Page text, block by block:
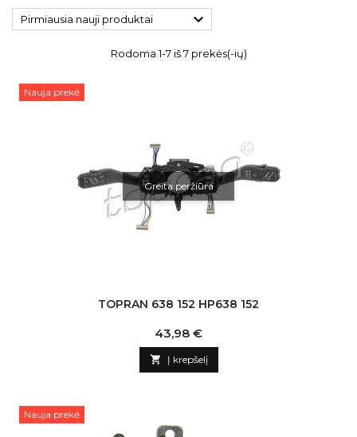
Pirmiausia nauji produktai 
Rodoma 1-7 iš 7 prekės(-ių)
Nauja prekė
Greita peržiūra
TOPRAN 638 152 HP638 152
Kaina
43,98 €
 Į krepšelį
Nauja prekė